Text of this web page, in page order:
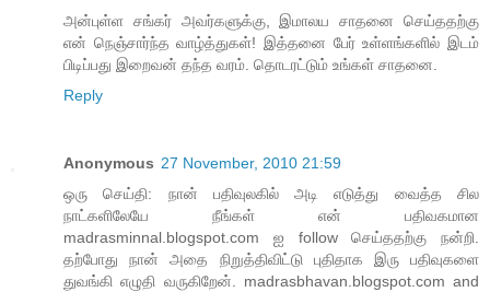
அன்புள்ள சங்கர் அவர்களுக்கு, இமாலய சாதனை செய்ததற்கு
என் நெஞ்சார்ந்த வாழ்த்துகள்! இத்தனை பேர் உள்ளங்களில் இடம்
பிடிப்பது இறைவன் தந்த வரம். தொடரட்டும் உங்கள் சாதனை.
Reply
Anonymous 27 November, 2010 21:59
ஒரு செய்தி: நான் பதிவுலகில் அடி எடுத்து வைத்த சில
நாட்களிலேயே நீங்கள் என் பதிவகமான
madrasminnal.blogspot.com ஐ follow செய்ததற்கு நன்றி.
தற்போது நான் அதை நிறுத்திவிட்டு புதிதாக இரு பதிவுகளை
துவங்கி எழுதி வருகிறேன். madrasbhavan.blogspot.com and